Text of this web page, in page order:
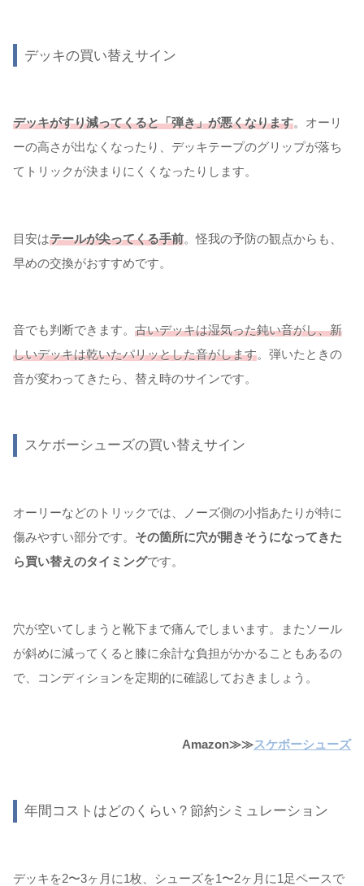
デッキの買い替えサイン
デッキがすり減ってくると「弾き」が悪くなります。オーリ
ーの高さが出なくなったり、デッキテープのグリップが落ち
てトリックが決まりにくくなったりします。
目安はテールが尖ってくる手前。怪我の予防の観点からも、
早めの交換がおすすめです。
音でも判断できます。 古いデッキは湿気った鈍い音がし、新
しいデッキは乾いたパリッとした音がします。弾いたときの
音が変わってきたら、替え時のサインです。
スケボーシューズの買い替えサイン
オーリーなどのトリックでは、ノーズ側の小指あたりが特に
傷みやすい部分です。 その箇所に穴が開きそうになってきた
ら買い替えのタイミングです。
穴が空いてしまうと靴下まで痛んでしまいます。またソール
が斜めに減ってくると膝に余計な負担がかかることもあるの
で、コンディションを定期的に確認しておきましょう。
Amazon≫≫スケボーシューズ
年間コストはどのくらい？節約シミュレーション
デッキを2〜3ヶ月に1枚、シューズを1〜2ヶ月に1足ペースで